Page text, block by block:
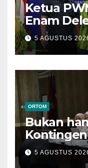
Ketua
Enam
Menuju
Semarang
5 AGUSTUS
ORTOM
Bukan
Kalbar
di
5 AGUSTUS